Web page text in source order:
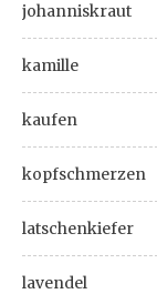
johanniskraut
kamille
kaufen
kopfschmerzen
latschenkiefer
lavendel